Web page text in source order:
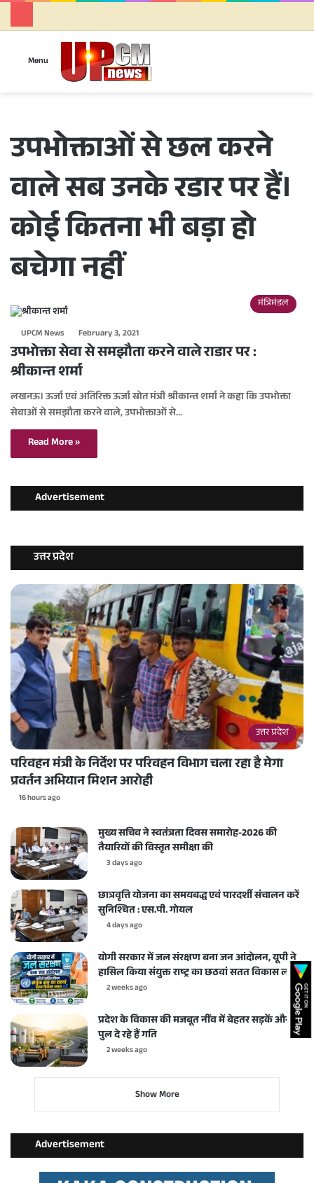
Menu
उपभोक्ताओं से छल करने
वाले सब उनके रडार पर हैं।
कोई कितना भी बड़ा हो
बचेगा नहीं
मंत्रिमंडल
UPCM News February 3, 2021
उपभोक्ता सेवा से समझौता करने वाले राडार पर :
श्रीकान्त शर्मा
लखनऊ। ऊर्जा एवं अतिरिक्त ऊर्जा स्रोत मंत्री श्रीकान्त शर्मा ने कहा कि उपभोक्ता
सेवाओं से समझौता करने वाले, उपभोक्ताओं से…
Read More »
Advertisement
उत्तर प्रदेश
उत्तर प्रदेश
परिवहन मंत्री के निर्देश पर परिवहन विभाग चला रहा है मेगा
प्रवर्तन अभियान मिशन आरोही
16 hours ago
मुख्य सचिव ने स्वतंत्रता दिवस समारोह-2026 की
तैयारियों की विस्तृत समीक्षा की
3 days ago
छात्रवृत्ति योजना का समयबद्ध एवं पारदर्शी संचालन करें
सुनिश्चित : एस.पी. गोयल
4 days ago
योगी सरकार में जल संरक्षण बना जन आंदोलन, यूपी ने
हासिल किया संयुक्त राष्ट्र का छठवां सतत विकास लक्ष्य
2 weeks ago
प्रदेश के विकास की मजबूत नींव में बेहतर सड़कें और
पुल दे रहे हैं गति
2 weeks ago
Show More
Advertisement